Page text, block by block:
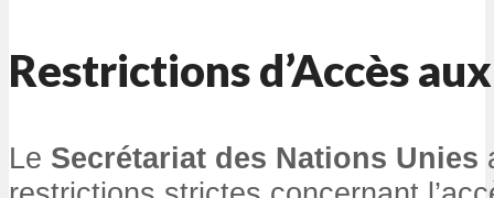
Restrictions d’Accès
Le Secrétariat des Nations Unies